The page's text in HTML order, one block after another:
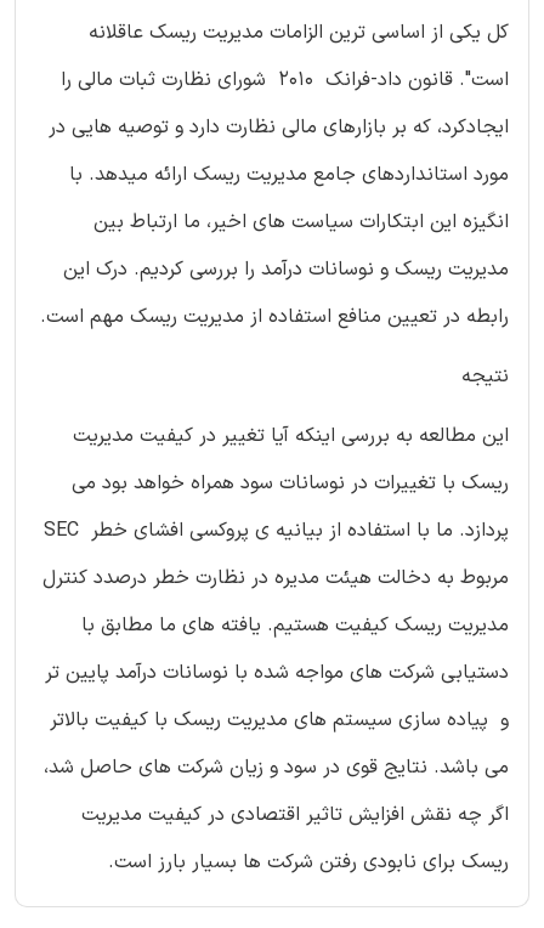
کل یکی از اساسی ترین الزامات مدیریت ریسک عاقلانه
است". قانون داد-فرانک 2010 شورای نظارت ثبات مالی را
ایجادکرد، که بر بازارهای مالی نظارت دارد و توصیه هایی در
مورد استانداردهای جامع مدیریت ریسک ارائه میدهد. با
انگیزه این ابتکارات سیاست های اخیر، ما ارتباط بین
مدیریت ریسک و نوسانات درآمد را بررسی کردیم. درک این
رابطه در تعیین منافع استفاده از مدیریت ریسک مهم است.
نتیجه
این مطالعه به بررسی اینکه آیا تغییر در کیفیت مدیریت
ریسک با تغییرات در نوسانات سود همراه خواهد بود می
پردازد. ما با استفاده از بیانیه ی پروکسی افشای خطر SEC
مربوط به دخالت هیئت مدیره در نظارت خطر درصدد کنترل
مدیریت ریسک کیفیت هستیم. یافته های ما مطابق با
دستیابی شرکت های مواجه شده با نوسانات درآمد پایین تر
و پیاده سازی سیستم های مدیریت ریسک با کیفیت بالاتر
می باشد. نتایج قوی در سود و زیان شرکت های حاصل شد،
اگر چه نقش افزایش تاثیر اقتصادی در کیفیت مدیریت
ریسک برای نابودی رفتن شرکت ها بسیار بارز است.